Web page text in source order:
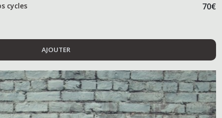
cycles 70€
AJOUTER